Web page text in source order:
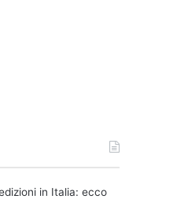
in Italia: ecco